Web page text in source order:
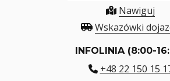
Nawiguj
Wskazówki
INFOLINIA (8:00-
+48 22 150 15